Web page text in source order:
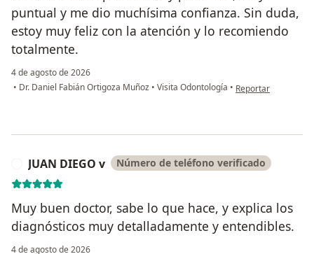
puntual y me dio muchísima confianza. Sin duda,
estoy muy feliz con la atención y lo recomiendo
totalmente.
4 de agosto de 2026
• Dr. Daniel Fabián Ortigoza Muñoz • Visita Odontología • en opinión del
Reportar
JUAN DIEGO v Número de teléfono verificado
Muy buen doctor, sabe lo que hace, y explica los
diagnósticos muy detalladamente y entendibles.
4 de agosto de 2026